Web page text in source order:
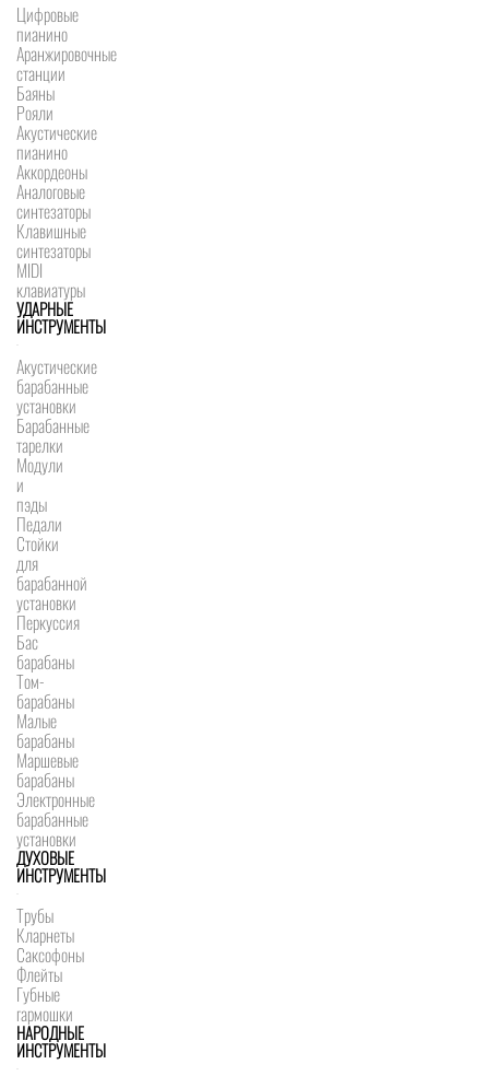
Цифровые
пианино
Аранжировочные
станции
Баяны
Рояли
Акустические
пианино
Аккордеоны
Аналоговые
синтезаторы
Клавишные
синтезаторы
MIDI
клавиатуры
УДАРНЫЕ
ИНСТРУМЕНТЫ
Акустические
барабанные
установки
Барабанные
тарелки
Модули
и
пэды
Педали
Стойки
для
барабанной
установки
Перкуссия
Бас
барабаны
Том-
барабаны
Малые
барабаны
Маршевые
барабаны
Электронные
барабанные
установки
ДУХОВЫЕ
ИНСТРУМЕНТЫ
Трубы
Кларнеты
Саксофоны
Флейты
Губные
гармошки
НАРОДНЫЕ
ИНСТРУМЕНТЫ